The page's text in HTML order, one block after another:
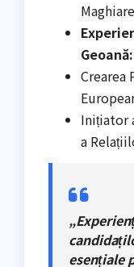
Maghiare
Geoană:
Crearea
Inițiator
a
esențiale